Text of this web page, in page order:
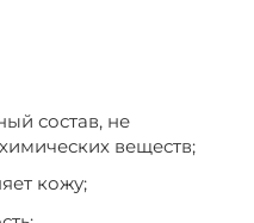
состав, не
веществ;
кожу;